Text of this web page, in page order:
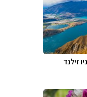
זילנד